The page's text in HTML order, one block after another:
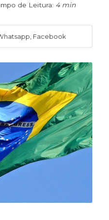
de Leitura: 4 min
Facebook